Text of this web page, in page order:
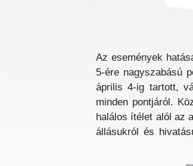
Az események
5-ére nagyszabású
április 4-ig tartott,
minden pontjáról.
halálos ítélet alól az
állásukról és